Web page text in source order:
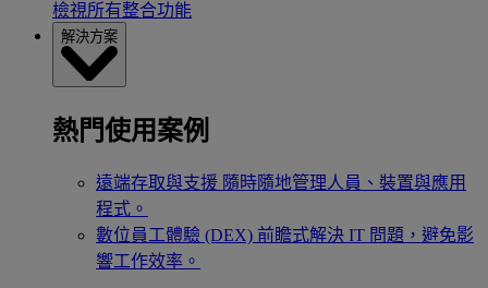
檢視所有整合功能
解決方案
熱門使用案例
遠端存取與支援 隨時隨地管理人員、裝置與應用
程式。
數位員工體驗 (DEX) 前瞻式解決 IT 問題，避免影
響工作效率。